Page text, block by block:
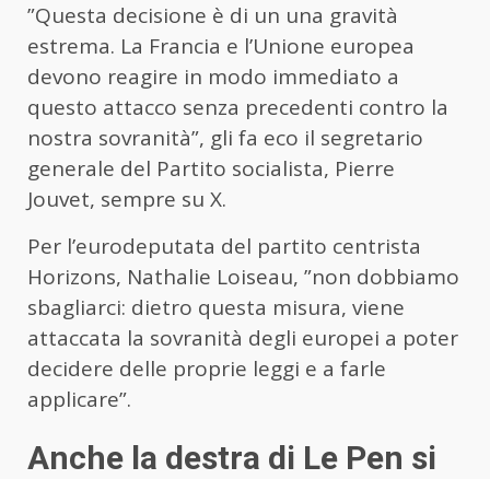
”Questa decisione è di un una gravità
estrema. La Francia e l’Unione europea
devono reagire in modo immediato a
questo attacco senza precedenti contro la
nostra sovranità”, gli fa eco il segretario
generale del Partito socialista, Pierre
Jouvet, sempre su X.
Per l’eurodeputata del partito centrista
Horizons, Nathalie Loiseau, ”non dobbiamo
sbagliarci: dietro questa misura, viene
attaccata la sovranità degli europei a poter
decidere delle proprie leggi e a farle
applicare”.
Anche la destra di Le Pen si